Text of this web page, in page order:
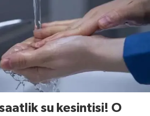
saatlik su kesintisi! O